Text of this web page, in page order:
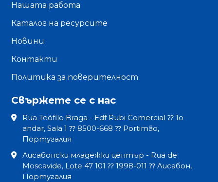
Нашата работа
Каталог на ресурсите
Новини
Контакти
Политика за поверителност
Свържете се с нас
Rua Teófilo Braga - Edf Rubi Comercial ⁇ 1o
andar, Sala 1 ⁇ 8500-668 ⁇ Portimão,
Португалия
Лисабонски младежки център - Rua de
Moscavide, Lote 47 101 ⁇ 1998-011 ⁇ Лисабон,
Португалия